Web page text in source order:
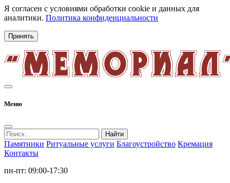
Я согласен с условиями обработки cookie и данных для
аналитики. Политика конфиденциальности
Принять
Меню
Найти
Памятники Ритуальные услуги Благоустройство Кремация
Контакты
пн-пт: 09:00-17:30